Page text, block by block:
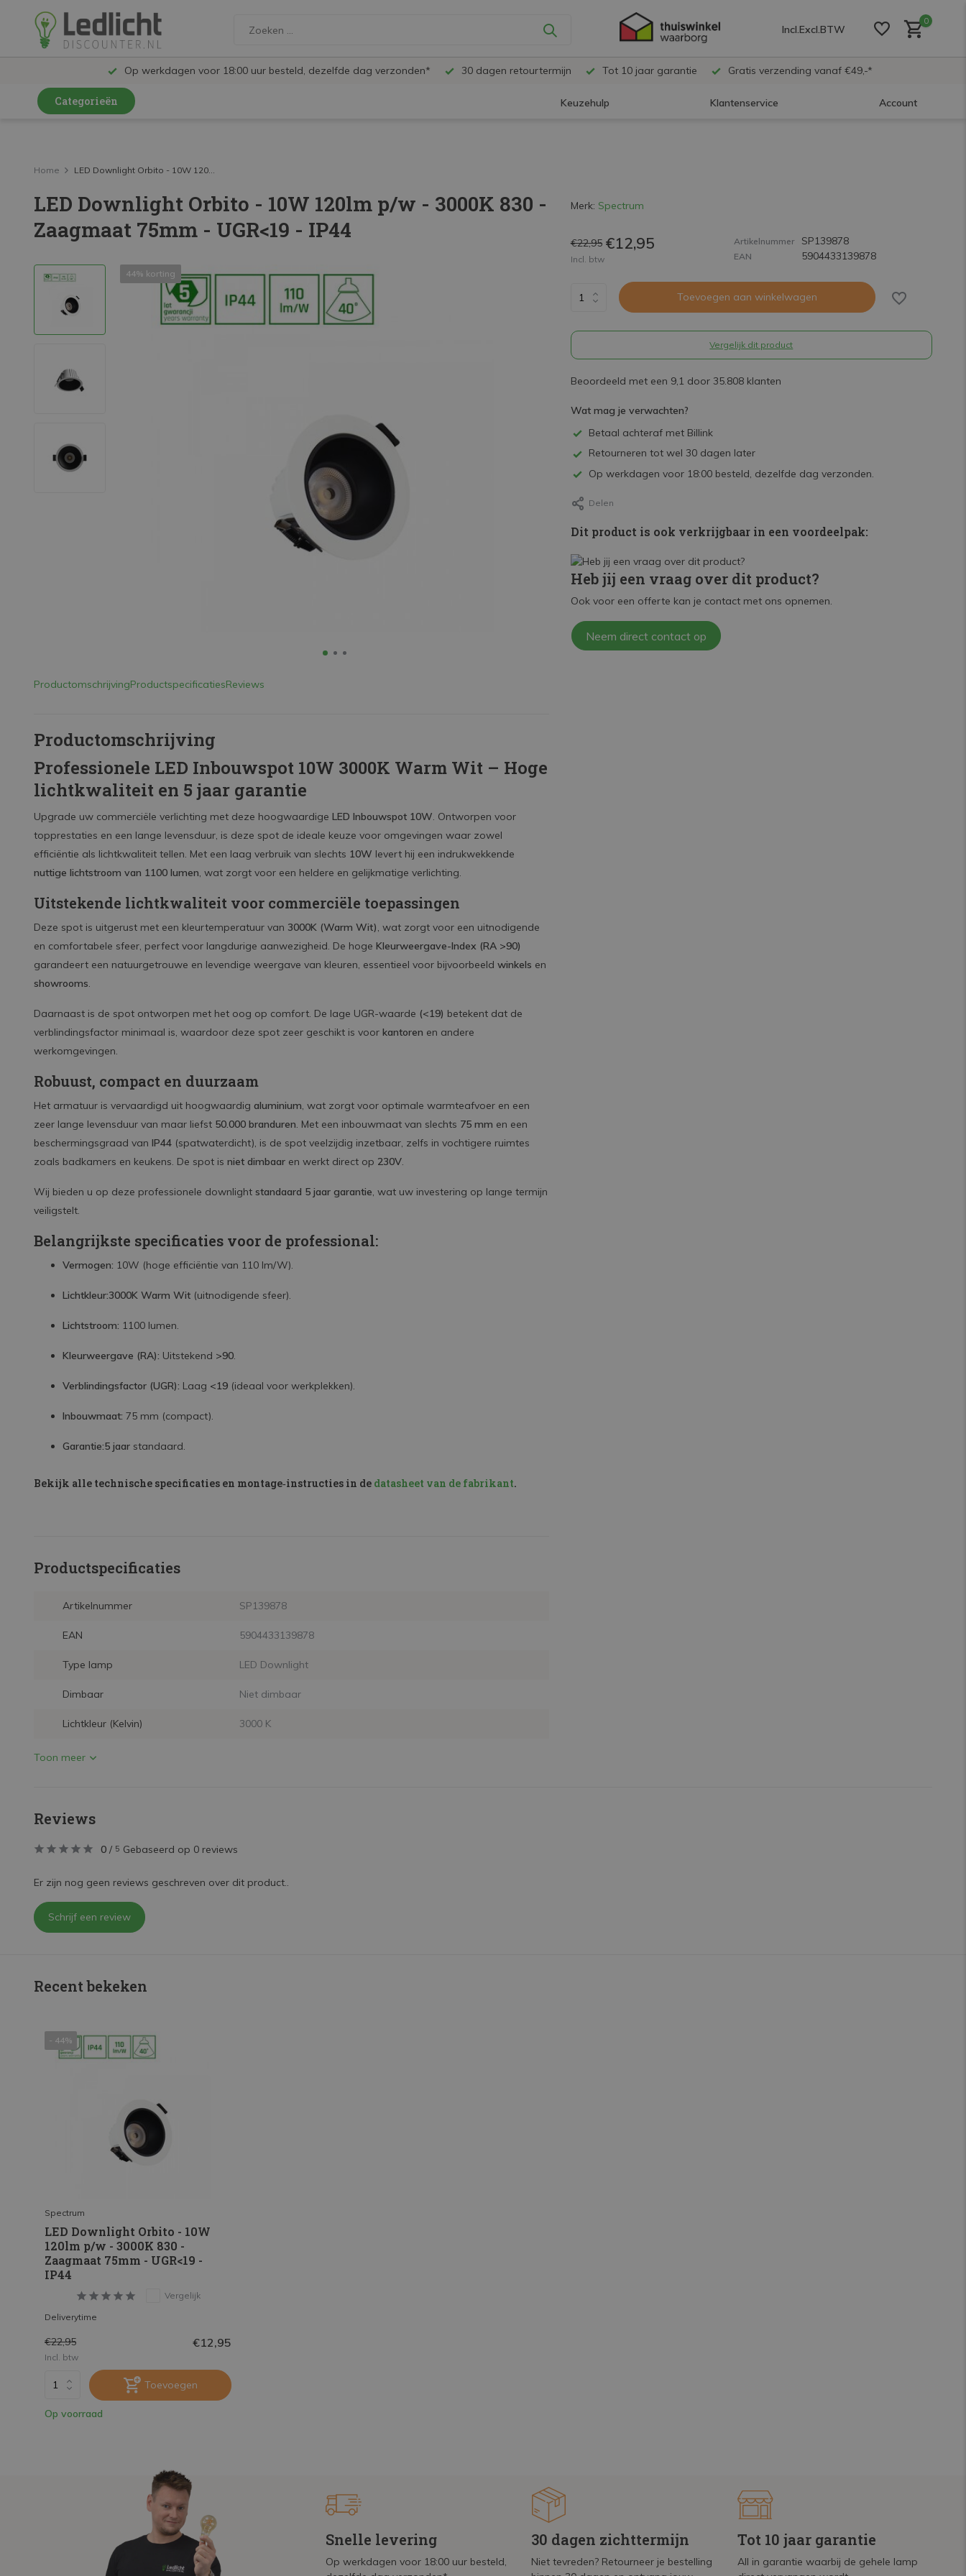
Incl.Excl.BTW
0
Op werkdagen voor 18:00 uur besteld, dezelfde dag verzonden* 30 dagen retourtermijn Tot 10 jaar garantie Gratis verzending vanaf €49,-*
Categorieën Keuzehulp Klantenservice Account
LED Railspots
LED Panelen
LED Schijnwerpers
LED High Bay lampen
LED Buitenverlichting
Mega Sale
Home LED Downlight Orbito - 10W 120...
LED Downlight Orbito - 10W 120lm p/w - 3000K 830 -
Zaagmaat 75mm - UGR<19 - IP44
44% korting
ProductomschrijvingProductspecificatiesReviews
Productomschrijving
Professionele LED Inbouwspot 10W 3000K Warm Wit – Hoge
lichtkwaliteit en 5 jaar garantie
Upgrade uw commerciële verlichting met deze hoogwaardige LED Inbouwspot 10W. Ontworpen voor
topprestaties en een lange levensduur, is deze spot de ideale keuze voor omgevingen waar zowel
efficiëntie als lichtkwaliteit tellen. Met een laag verbruik van slechts 10W levert hij een indrukwekkende
nuttige lichtstroom van 1100 lumen, wat zorgt voor een heldere en gelijkmatige verlichting.
Uitstekende lichtkwaliteit voor commerciële toepassingen
Deze spot is uitgerust met een kleurtemperatuur van 3000K (Warm Wit), wat zorgt voor een uitnodigende
en comfortabele sfeer, perfect voor langdurige aanwezigheid. De hoge Kleurweergave-Index (RA >90)
garandeert een natuurgetrouwe en levendige weergave van kleuren, essentieel voor bijvoorbeeld winkels en
showrooms.
Daarnaast is de spot ontworpen met het oog op comfort. De lage UGR-waarde (<19) betekent dat de
verblindingsfactor minimaal is, waardoor deze spot zeer geschikt is voor kantoren en andere
werkomgevingen.
Robuust, compact en duurzaam
Het armatuur is vervaardigd uit hoogwaardig aluminium, wat zorgt voor optimale warmteafvoer en een
zeer lange levensduur van maar liefst 50.000 branduren. Met een inbouwmaat van slechts 75 mm en een
beschermingsgraad van IP44 (spatwaterdicht), is de spot veelzijdig inzetbaar, zelfs in vochtigere ruimtes
zoals badkamers en keukens. De spot is niet dimbaar en werkt direct op 230V.
Wij bieden u op deze professionele downlight standaard 5 jaar garantie, wat uw investering op lange termijn
veiligstelt.
Belangrijkste specificaties voor de professional:
Vermogen: 10W (hoge efficiëntie van 110 lm/W).
Lichtkleur:3000K Warm Wit (uitnodigende sfeer).
Lichtstroom: 1100 lumen.
Kleurweergave (RA): Uitstekend >90.
Verblindingsfactor (UGR): Laag <19 (ideaal voor werkplekken).
Inbouwmaat: 75 mm (compact).
Garantie:5 jaar standaard.
Bekijk alle technische specificaties en montage‑instructies in de datasheet van de fabrikant.
Productspecificaties
Artikelnummer SP139878
EAN 5904433139878
Type lamp LED Downlight
Dimbaar Niet dimbaar
Lichtkleur (Kelvin) 3000 K
Toon meer
Merk: Spectrum
€22,95 €12,95
Incl. btw
Artikelnummer SP139878
EAN 5904433139878
Toevoegen aan winkelwagen
Vergelijk dit product
Beoordeeld met een 9,1 door 35.808 klanten
Wat mag je verwachten?
Betaal achteraf met Billink
Retourneren tot wel 30 dagen later
Op werkdagen voor 18:00 besteld, dezelfde dag verzonden.
Delen
Dit product is ook verkrijgbaar in een voordeelpak:
Heb jij een vraag over dit product?
Ook voor een offerte kan je contact met ons opnemen.
Neem direct contact op
Reviews
0 / 5 Gebaseerd op 0 reviews
Er zijn nog geen reviews geschreven over dit product..
Schrijf een review
Recent bekeken
- 44%
Spectrum
LED Downlight Orbito - 10W
120lm p/w - 3000K 830 -
Zaagmaat 75mm - UGR<19 -
IP44
Vergelijk
Deliverytime
€22,95 €12,95
Incl. btw
Toevoegen
Op voorraad
Snelle levering
Op werkdagen voor 18:00 uur besteld,
30 dagen zichttermijn
Niet tevreden? Retourneer je bestelling
Tot 10 jaar garantie
All in garantie waarbij de gehele lamp